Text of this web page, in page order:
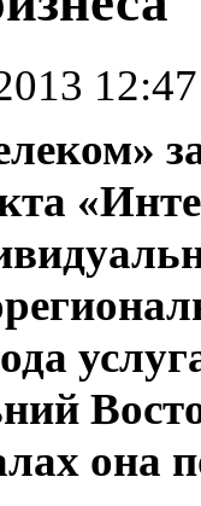
12:47
она